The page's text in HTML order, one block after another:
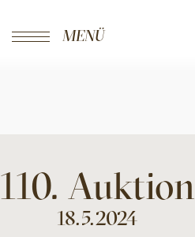
MENÜ
110. Auktion
18.5.2024